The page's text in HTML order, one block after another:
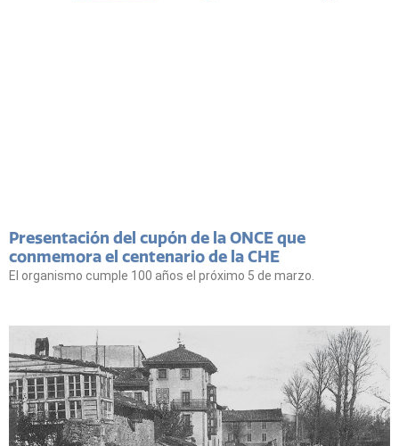
Presentación del cupón de la ONCE que
conmemora el centenario de la CHE
El organismo cumple 100 años el próximo 5 de marzo.